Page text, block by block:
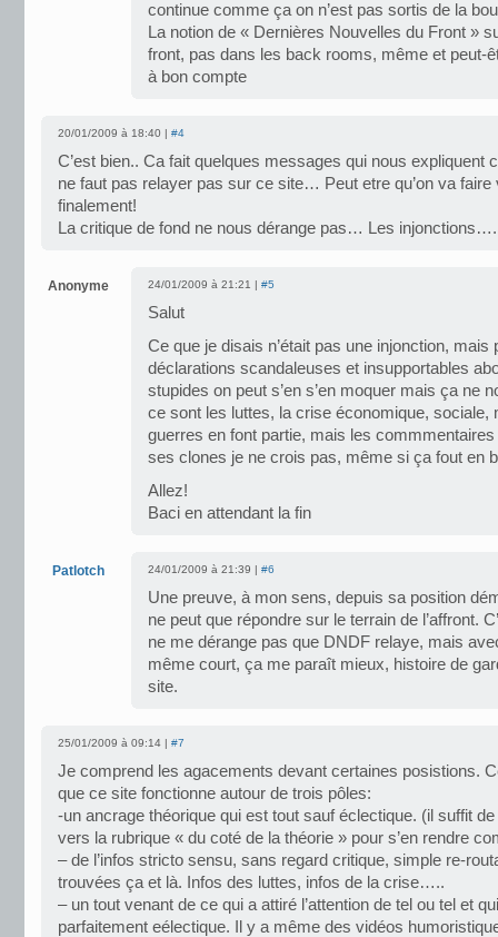
continue comme ça on n’est pas sortis de la
La notion de « Dernières Nouvelles du Front »
front, pas dans les back rooms, même et peut-
à bon compte
20/01/2009 à 18:40 | #4
C’est bien.. Ca fait quelques messages qui nous expliquent
ne faut pas relayer pas sur ce site… Peut etre qu’on va faire
finalement!
La critique de fond ne nous dérange pas… Les
Anonyme 24/01/2009 à 21:21 | #5
Salut
Ce que je disais n’était pas une injonction, mais
déclarations scandaleuses et insupportables
stupides on peut s’en s’en moquer mais ça ne
ce sont les luttes, la crise économique, sociale,
guerres en font partie, mais les
ses clones je ne crois pas, même si ça fout en
Allez!
Baci en attendant la fin
Patlotch 24/01/2009 à 21:39 | #6
Une preuve, à mon sens, depuis sa position
ne peut que répondre sur le terrain de l’affront.
ne me dérange pas que DNDF relaye, mais
même court, ça me paraît mieux, histoire de
site.
25/01/2009 à 09:14 | #7
Je comprend les agacements devant certaines posistions.
que ce site fonctionne autour de trois pôles:
-un ancrage théorique qui est tout sauf éclectique. (il suffit
vers la rubrique « du coté de la théorie » pour s’en rendre
– de l’infos stricto sensu, sans regard critique, simple re-
trouvées ça et là. Infos des luttes, infos de la crise…..
– un tout venant de ce qui a attiré l’attention de tel ou tel et
parfaitement eélectique. Il y a même des vidéos